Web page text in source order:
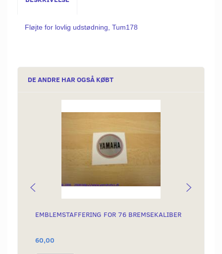
Fløjte for lovlig udstødning, Tum178
DE ANDRE HAR OGSÅ KØBT
EMBLEMSTAFFERING FOR 76 BREMSEKALIBER
60,00